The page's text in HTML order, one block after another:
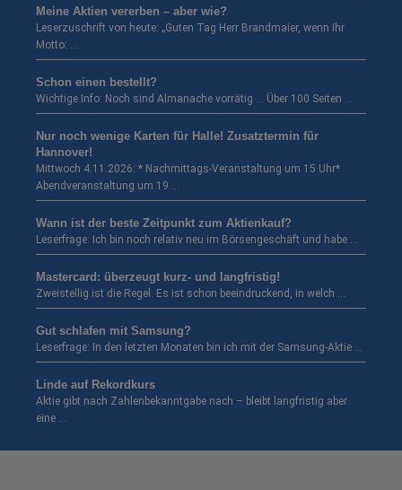
Meine Aktien vererben – aber wie?
Leserzuschrift von heute: „Guten Tag Herr Brandmaier, wenn Ihr
Motto: …
Schon einen bestellt?
Wichtige Info: Noch sind Almanache vorrätig … Über 100 Seiten …
Nur noch wenige Karten für Halle! Zusatztermin für
Hannover!
Mittwoch 4.11.2026: * Nachmittags-Veranstaltung um 15 Uhr*
Abendveranstaltung um 19 …
Wann ist der beste Zeitpunkt zum Aktienkauf?
Leserfrage: Ich bin noch relativ neu im Börsengeschäft und habe …
Mastercard: überzeugt kurz- und langfristig!
Zweistellig ist die Regel. Es ist schon beeindruckend, in welch …
Gut schlafen mit Samsung?
Leserfrage: In den letzten Monaten bin ich mit der Samsung-Aktie …
Linde auf Rekordkurs
Aktie gibt nach Zahlenbekanntgabe nach – bleibt langfristig aber
eine …